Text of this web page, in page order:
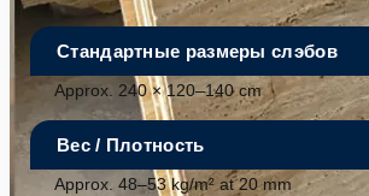
Стандартные размеры слэбов
Approx. 240 × 120–140 cm
Вес / Плотность
Approx. 48–53 kg/m² at 20 mm